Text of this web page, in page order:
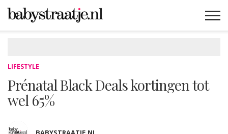
LIFESTYLE
Prénatal Black Deals kortingen tot
wel 65%